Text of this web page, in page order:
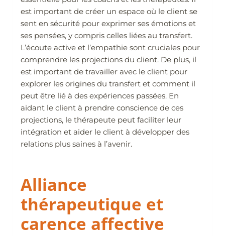
est important de créer un espace où le client se
sent en sécurité pour exprimer ses émotions et
ses pensées, y compris celles liées au transfert.
L’écoute active et l’empathie sont cruciales pour
comprendre les projections du client. De plus, il
est important de travailler avec le client pour
explorer les origines du transfert et comment il
peut être lié à des expériences passées. En
aidant le client à prendre conscience de ces
projections, le thérapeute peut faciliter leur
intégration et aider le client à développer des
relations plus saines à l’avenir.
Alliance
thérapeutique et
carence affective